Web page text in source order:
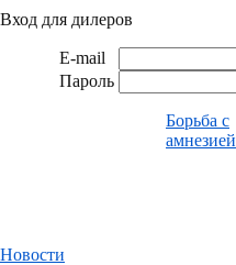
Вход для дилеров
E-mail
Пароль
Борьба с
амнезией
Новости